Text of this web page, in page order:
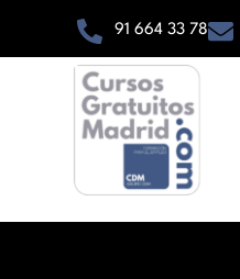
91 664 33 78